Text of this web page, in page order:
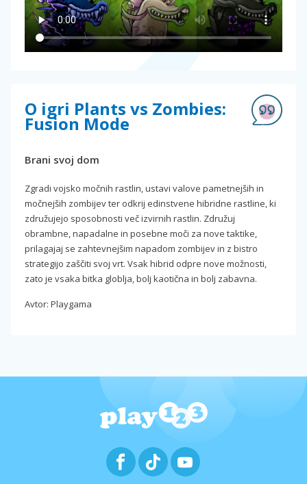
O igri Plants vs Zombies:
Fusion Mode
Brani svoj dom
Zgradi vojsko močnih rastlin, ustavi valove pametnejših in
močnejših zombijev ter odkrij edinstvene hibridne rastline, ki
združujejo sposobnosti več izvirnih rastlin. Združuj
obrambne, napadalne in posebne moči za nove taktike,
prilagajaj se zahtevnejšim napadom zombijev in z bistro
strategijo zaščiti svoj vrt. Vsak hibrid odpre nove možnosti,
zato je vsaka bitka globlja, bolj kaotična in bolj zabavna.
Avtor: Playgama